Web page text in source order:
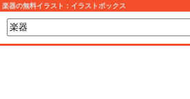
楽器の無料イラスト：イラストボックス